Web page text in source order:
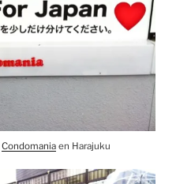
Condomania en Harajuku